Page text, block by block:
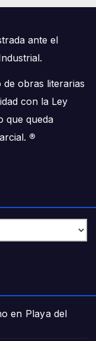
ante el
de obras literarias
con la Ley
que queda
®
en Playa del